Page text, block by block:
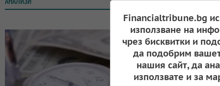
Financialtribune.bg
използване на
чрез бисквитки и
да подобрим
нашия сайт, да
използвате и за